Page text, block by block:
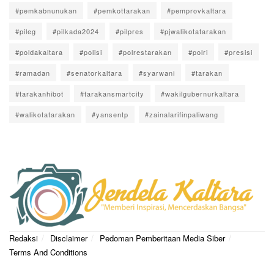
#pemkabnunukan #pemkottarakan #pemprovkaltara
#pileg #pilkada2024 #pilpres #pjwalikotatarakan
#poldakaltara #polisi #polrestarakan #polri #presisi
#ramadan #senatorkaltara #syarwani #tarakan
#tarakanhibot #tarakansmartcity #wakilgubernurkaltara
#walikotatarakan #yansentp #zainalarifinpaliwang
Redaksi Disclaimer
Pedoman Pemberitaan Media Siber
Terms And Conditions